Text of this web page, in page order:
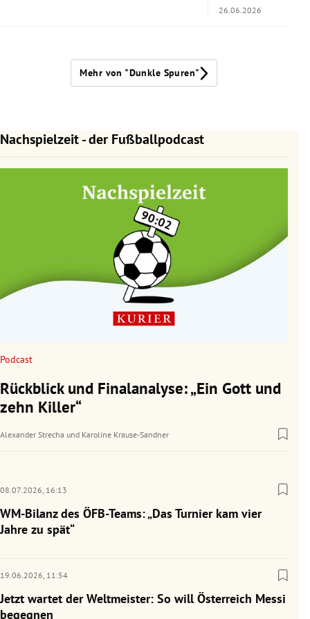
26.06.2026
Mehr von "Dunkle Spuren"
Nachspielzeit - der Fußballpodcast
Podcast
Rückblick und Finalanalyse: „Ein Gott und
zehn Killer“
Alexander Strecha und Karoline Krause-Sandner
08.07.2026, 16:13
WM-Bilanz des ÖFB-Teams: „Das Turnier kam vier
Jahre zu spät“
19.06.2026, 11:54
Jetzt wartet der Weltmeister: So will Österreich Messi
begegnen